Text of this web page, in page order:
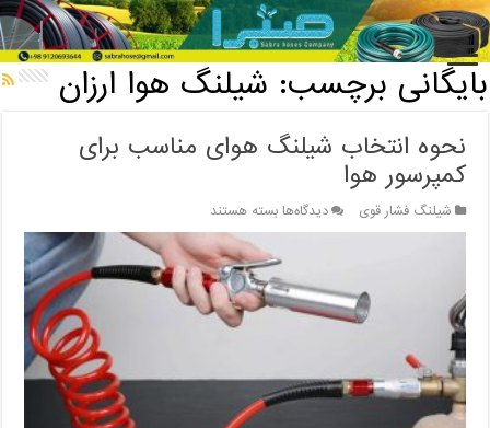
خانه / بایگانی برچسب: شیلنگ هوا ارزان
بایگانی برچسب: شیلنگ هوا ارزان
نحوه انتخاب شیلنگ هوای مناسب برای
کمپرسور هوا
شیلنگ فشار قوی دیدگاه‌هابرای
نحوه
انتخاب
شیلنگ
هوای
مناسب
بسته هستند